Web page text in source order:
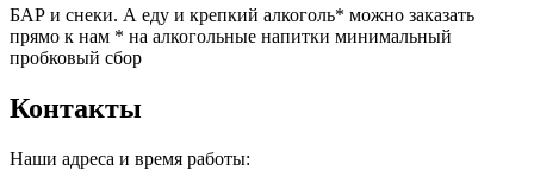
БАР и снеки. А еду и крепкий алкоголь* можно заказать
прямо к нам * на алкогольные напитки минимальный
пробковый сбор
Контакты
Наши адреса и время работы: